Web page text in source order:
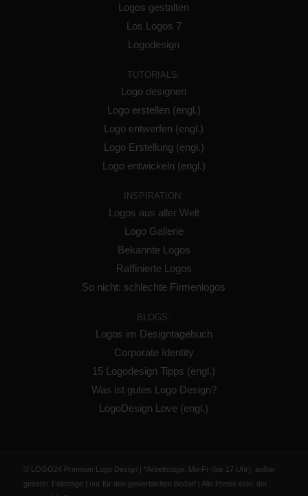
Logos gestalten
Los Logos 7
Logodesign
TUTORIALS:
Logo designen
Logo erstellen (engl.)
Logo entwerfen (engl.)
Logo Erstellung (engl.)
Logo entwickeln (engl.)
INSPIRATION:
Logos aus aller Welt
Logo Gallerie
Bekannte Logos
Raffinierte Logos
So nicht: schlechte Firmenlogos
BLOGS:
Logos im Designtagebuch
Corporate Identity
15 Logodesign Tipps (engl.)
Was ist gutes Logo Design?
LogoDesign Love (engl.)
© LOGO24 Premium Logo Design | *Arbeitstage: Mo-Fr (bis 17 Uhr), außer
gesetzl. Feiertage | nur für den gewerblichen Bedarf | Alle Preise exkl. der